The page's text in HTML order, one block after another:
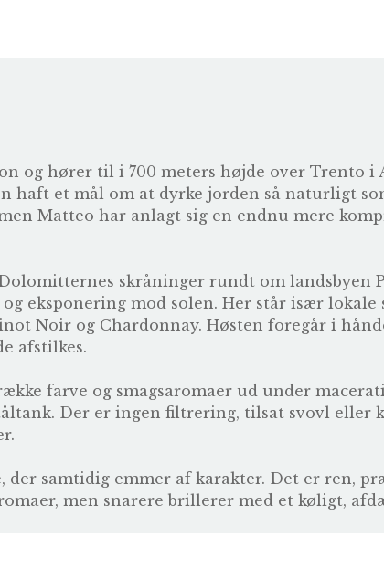
og hører til i 700 meters højde over Trento i
haft et mål om at dyrke jorden så naturligt
Matteo har anlagt sig en endnu mere
skråninger rundt om landsbyen
eksponering mod solen. Her står især lokale
Noir og Chardonnay. Høsten foregår i
afstilkes.
farve og smagsaromaer ud under
Der er ingen filtrering, tilsat svovl eller
samtidig emmer af karakter. Det er ren,
men snarere brillerer med et køligt,